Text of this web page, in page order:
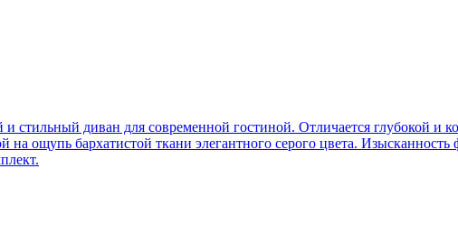
стильный диван для современной гостиной. Отличается глубокой
ощупь бархатистой ткани элегантного серого цвета.